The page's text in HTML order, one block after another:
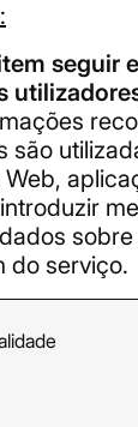
seguir
são
do serviço.